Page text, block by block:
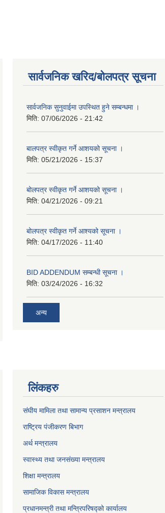
सार्वजनिक खरिद/बोलपत्र सूचना
सार्वजनिक सुनुवाईमा उपस्थित हुने सम्बन्धमा ।
मिति: 07/06/2026 - 21:42
बालपत्र स्वीकृत गर्ने आशयको सूचना ।
मिति: 05/21/2026 - 15:37
बोलपत्र स्वीकृत गर्ने आशयको सूचना ।
मिति: 04/21/2026 - 09:21
बोलपत्र स्वीकृत गर्ने आश्यको सूचना ।
मिति: 04/17/2026 - 11:40
BID ADDENDUM सम्बन्धी सूचना ।
मिति: 03/24/2026 - 16:32
अन्य
लिंकहरु
संघीय मामिला तथा सामान्य प्रसाशन मन्त्रालय
राष्ट्रिय पंजीकरण बिभाग
अर्थ मन्त्रालय
स्वास्थ्य तथा जनसंख्या मन्त्रालय
शिक्षा मन्त्रालय
सामाजिक विकास मन्त्रालय
प्रधानमन्त्री तथा मन्त्रिपरिषद्को कार्यालय